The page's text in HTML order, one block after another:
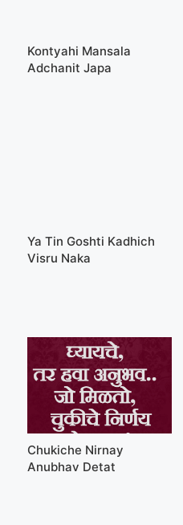
Kontyahi Mansala
Adchanit Japa
Ya Tin Goshti Kadhich
Visru Naka
Chukiche Nirnay
Anubhav Detat